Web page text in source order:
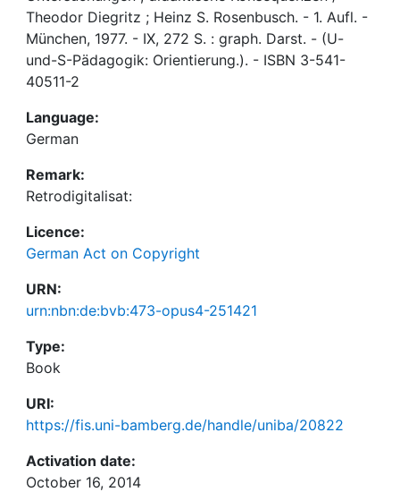
Theodor Diegritz ; Heinz S. Rosenbusch. - 1. Aufl. -
München, 1977. - IX, 272 S. : graph. Darst. - (U-
und-S-Pädagogik: Orientierung.). - ISBN 3-541-
40511-2
Language:
German
Remark:
Retrodigitalisat:
Licence:
German Act on Copyright
URN:
urn:nbn:de:bvb:473-opus4-251421
Type:
Book
URI:
https://fis.uni-bamberg.de/handle/uniba/20822
Activation date:
October 16, 2014